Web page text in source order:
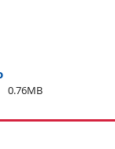
0.76MB